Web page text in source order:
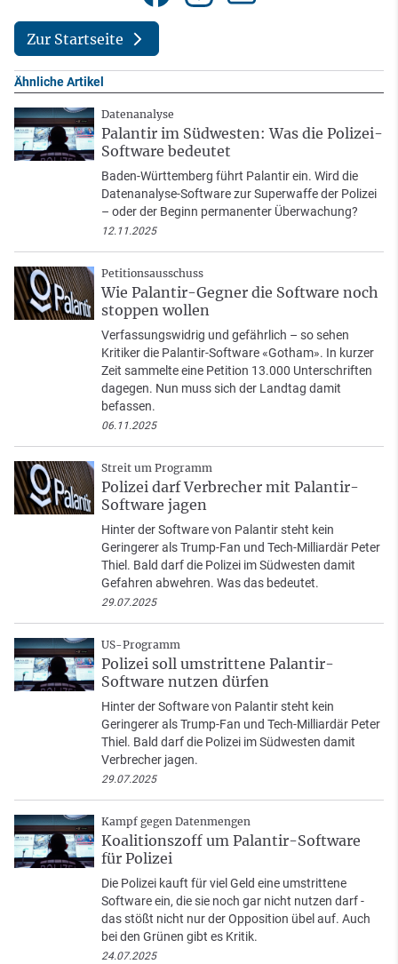
Zur Startseite
Ähnliche Artikel
Datenanalyse
Palantir im Südwesten: Was die Polizei-
Software bedeutet
Baden-Württemberg führt Palantir ein. Wird die
Datenanalyse-Software zur Superwaffe der Polizei
– oder der Beginn permanenter Überwachung?
12.11.2025
Petitionsausschuss
Wie Palantir-Gegner die Software noch
stoppen wollen
Verfassungswidrig und gefährlich – so sehen
Kritiker die Palantir-Software «Gotham». In kurzer
Zeit sammelte eine Petition 13.000 Unterschriften
dagegen. Nun muss sich der Landtag damit
befassen.
06.11.2025
Streit um Programm
Polizei darf Verbrecher mit Palantir-
Software jagen
Hinter der Software von Palantir steht kein
Geringerer als Trump-Fan und Tech-Milliardär Peter
Thiel. Bald darf die Polizei im Südwesten damit
Gefahren abwehren. Was das bedeutet.
29.07.2025
US-Programm
Polizei soll umstrittene Palantir-
Software nutzen dürfen
Hinter der Software von Palantir steht kein
Geringerer als Trump-Fan und Tech-Milliardär Peter
Thiel. Bald darf die Polizei im Südwesten damit
Verbrecher jagen.
29.07.2025
Kampf gegen Datenmengen
Koalitionszoff um Palantir-Software
für Polizei
Die Polizei kauft für viel Geld eine umstrittene
Software ein, die sie noch gar nicht nutzen darf -
das stößt nicht nur der Opposition übel auf. Auch
bei den Grünen gibt es Kritik.
24.07.2025